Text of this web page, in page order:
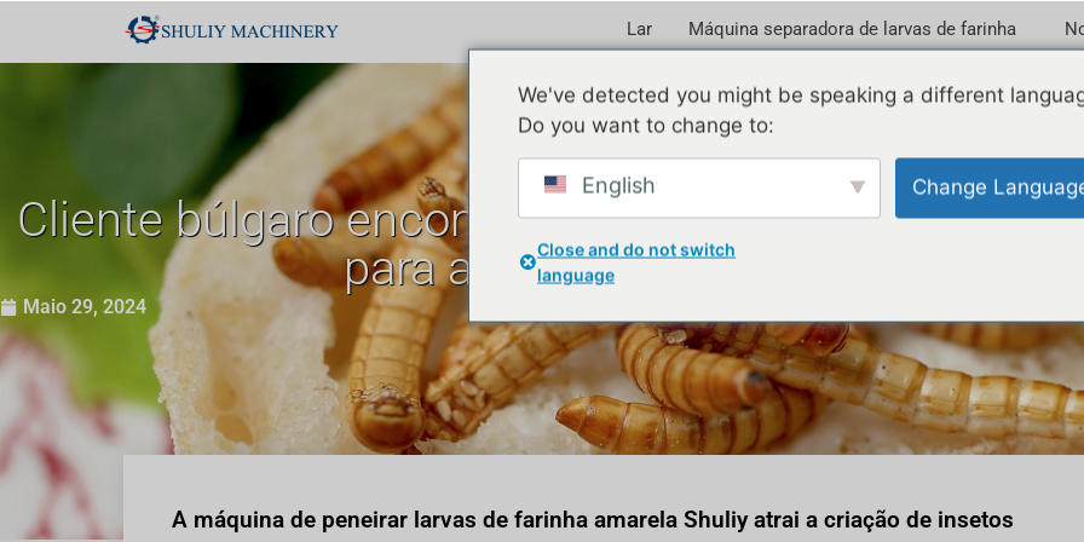
Lar Máquina separadora de larvas de farinha
Cliente búlgaro encomendou máquina de
para ajudar no desenvolvimento
Maio 29, 2024
A máquina de peneirar larvas de farinha amarela Shuliy atrai a criação de insetos
We've detected you might be speaking a different
Do you want to change to:
English Change
Close and do not switch
language